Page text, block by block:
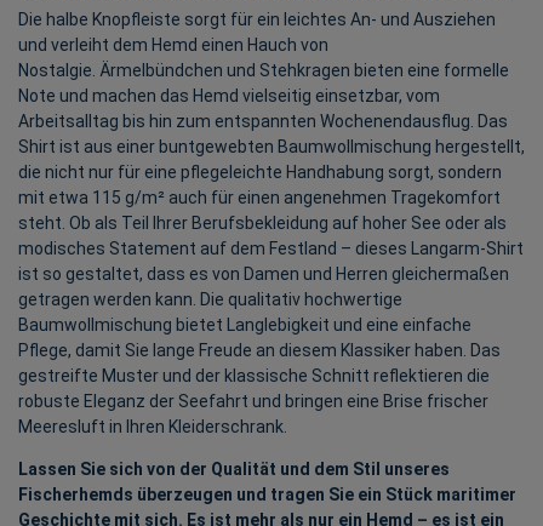
Die halbe Knopfleiste sorgt für ein leichtes An- und Ausziehen
und verleiht dem Hemd einen Hauch von
Nostalgie. Ärmelbündchen und Stehkragen bieten eine formelle
Note und machen das Hemd vielseitig einsetzbar, vom
Arbeitsalltag bis hin zum entspannten Wochenendausflug. Das
Shirt ist aus einer buntgewebten Baumwollmischung hergestellt,
die nicht nur für eine pflegeleichte Handhabung sorgt, sondern
mit etwa 115 g/m² auch für einen angenehmen Tragekomfort
steht. Ob als Teil Ihrer Berufsbekleidung auf hoher See oder als
modisches Statement auf dem Festland – dieses Langarm-Shirt
ist so gestaltet, dass es von Damen und Herren gleichermaßen
getragen werden kann. Die qualitativ hochwertige
Baumwollmischung bietet Langlebigkeit und eine einfache
Pflege, damit Sie lange Freude an diesem Klassiker haben. Das
gestreifte Muster und der klassische Schnitt reflektieren die
robuste Eleganz der Seefahrt und bringen eine Brise frischer
Meeresluft in Ihren Kleiderschrank.
Lassen Sie sich von der Qualität und dem Stil unseres
Fischerhemds überzeugen und tragen Sie ein Stück maritimer
Geschichte mit sich. Es ist mehr als nur ein Hemd – es ist ein